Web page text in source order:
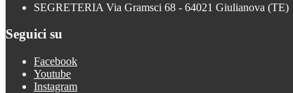
SEGRETERIA Via Gramsci 68 - 64021 Giulianova (TE)
Seguici su
Facebook
Youtube
Instagram